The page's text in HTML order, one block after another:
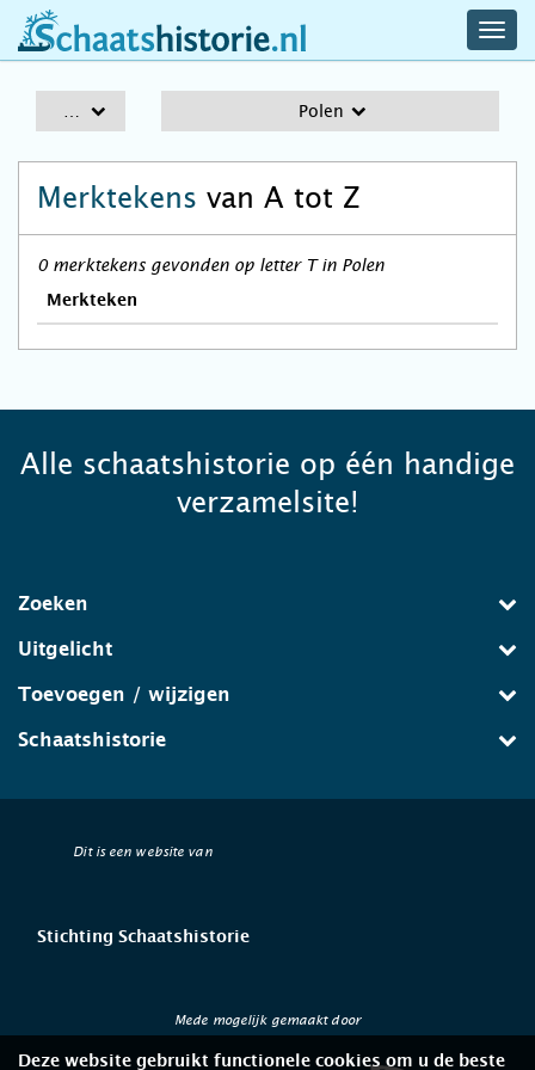
schaatshistorie.nl
Polen
Merktekens van A tot Z
0 merktekens gevonden op letter T in Polen
Merkteken
Alle schaatshistorie op één handige
verzamelsite!
Zoeken
Uitgelicht
Toevoegen / wijzigen
Schaatshistorie
Dit is een website van
Stichting Schaatshistorie
Mede mogelijk gemaakt door
Deze website gebruikt functionele cookies om u de beste